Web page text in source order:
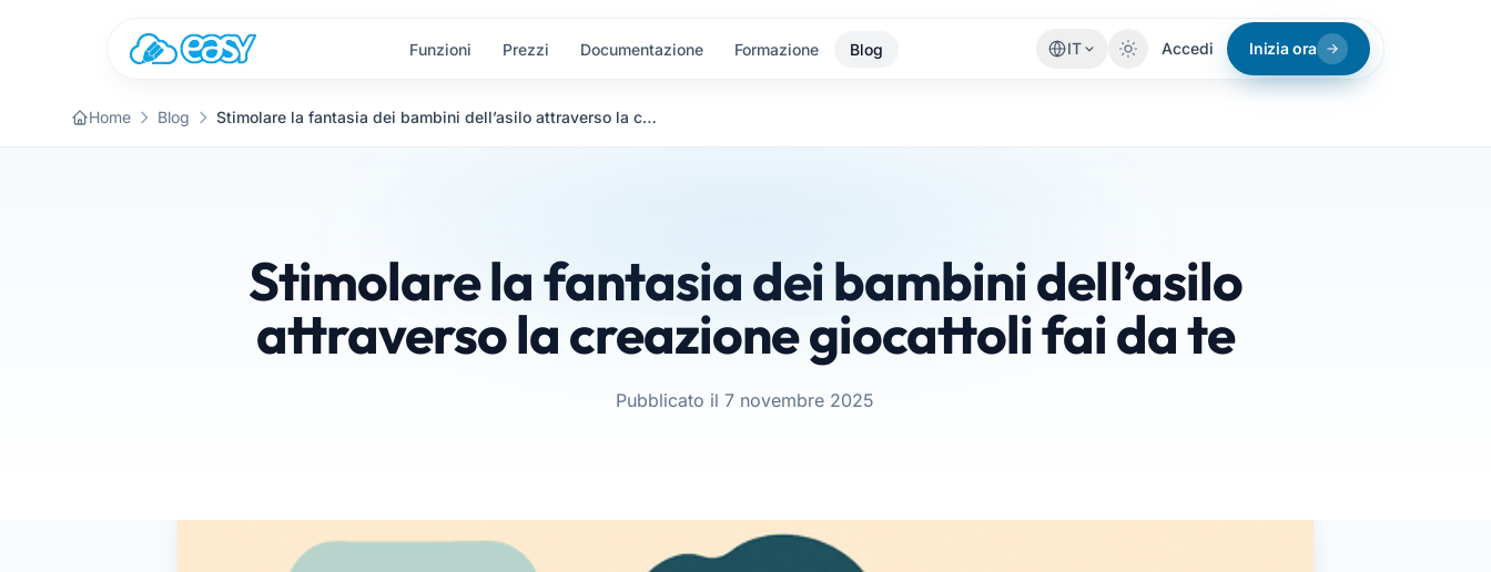
Funzioni Prezzi Documentazione Formazione Blog IT Accedi Inizia ora
Home Blog Stimolare la fantasia dei bambini dell’asilo attraverso la creazione giocattoli fai da te
Stimolare la fantasia dei bambini dell’asilo
attraverso la creazione giocattoli fai da te
Pubblicato il 7 novembre 2025